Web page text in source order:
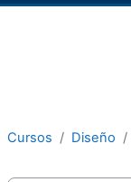
Cursos Diseño